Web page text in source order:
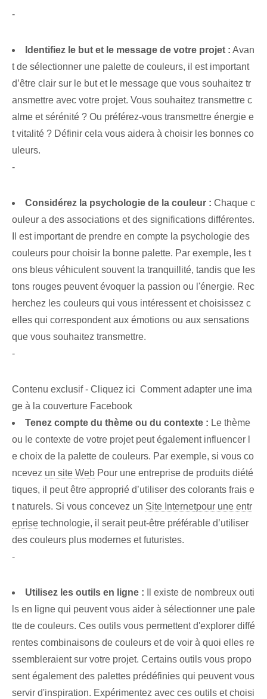
-
Identifiez le but et le message de votre projet : Avan
t de sélectionner une palette de couleurs, il est important
d’être clair sur le but et le message que vous souhaitez tr
ansmettre avec votre projet. Vous souhaitez transmettre c
alme et sérénité ? Ou préférez-vous transmettre énergie e
t vitalité ? Définir cela vous aidera à choisir les bonnes co
uleurs.
-
Considérez la psychologie de la couleur : Chaque c
ouleur a des associations et des significations différentes.
Il est important de prendre en compte la psychologie des
couleurs pour choisir la bonne palette. Par exemple, les t
ons bleus véhiculent souvent la tranquillité, tandis que les
tons rouges peuvent évoquer la passion ou l'énergie. Rec
herchez les couleurs qui vous intéressent et choisissez c
elles qui correspondent aux émotions ou aux sensations
que vous souhaitez transmettre.
-
Contenu exclusif - Cliquez ici Comment adapter une ima
ge à la couverture Facebook
Tenez compte du thème ou du contexte : Le thème
ou le contexte de votre projet peut également influencer l
e choix de la palette de couleurs. Par exemple, si vous co
ncevez un site Web Pour une entreprise de produits diété
tiques, il peut être approprié d’utiliser des colorants frais e
t naturels. Si vous concevez un Site Internetpour une entr
eprise technologie, il serait peut-être préférable d’utiliser
des couleurs plus modernes et futuristes.
-
Utilisez les outils en ligne : Il existe de nombreux outi
ls en ligne qui peuvent vous aider à sélectionner une pale
tte de couleurs. Ces outils vous permettent d'explorer diffé
rentes combinaisons de couleurs et de voir à quoi elles re
ssembleraient sur votre projet. Certains outils vous propo
sent également des palettes prédéfinies qui peuvent vous
servir d'inspiration. Expérimentez avec ces outils et choisi